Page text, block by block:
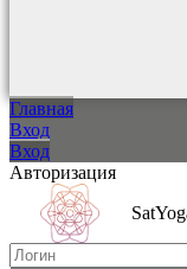
Главная
Вход
Вход
Авторизация